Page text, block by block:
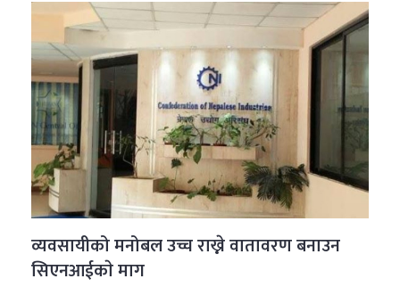
व्यवसायीको मनोबल उच्च राख्ने वातावरण बनाउन
सिएनआईकाे माग